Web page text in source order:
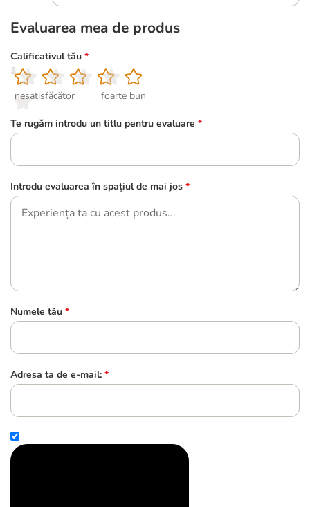
Evaluarea mea de produs
Calificativul tău *
1
nesatisfăcător
2
3
4
5
foarte bun
Te rugăm introdu un titlu pentru evaluare *
Introdu evaluarea în spaţiul de mai jos *
Numele tău *
Adresa ta de e-mail: *